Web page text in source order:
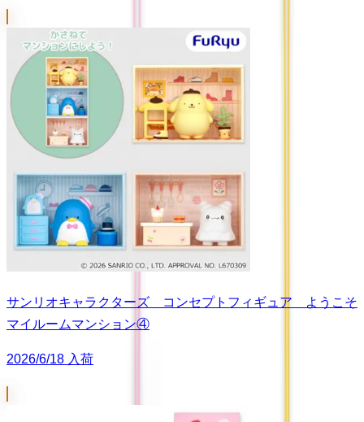
サンリオキャラクターズ コンセプトフィギュア ようこそ
マイルームマンション④
2026/6/18 入荷